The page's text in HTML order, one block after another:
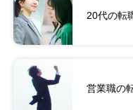
20代の転
営業職の